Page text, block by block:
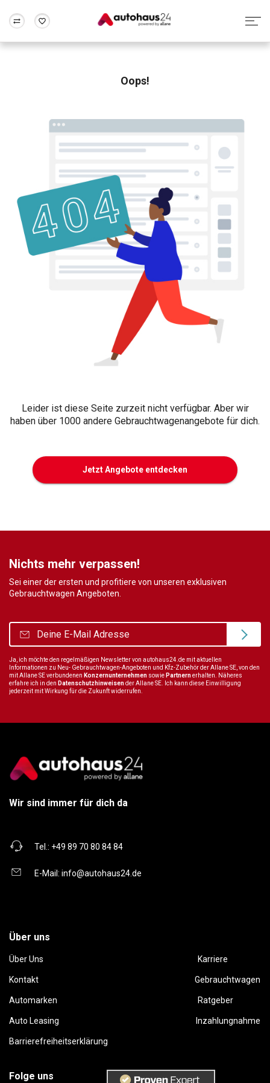
Rund um die Inzahlungnahme
Oops!
Leider ist diese Seite zurzeit nicht verfügbar. Aber wir
haben über 1000 andere Gebrauchtwagenangebote für dich.
Jetzt Angebote entdecken
Nichts mehr verpassen!
Sei einer der ersten und profitiere von unseren exklusiven
Gebrauchtwagen Angeboten.
Ja, ich möchte den regelmäßigen Newsletter von autohaus24.de mit aktuellen
Informationen zu Neu- Gebrauchtwagen-Angeboten und Kfz-Zubehör der Allane SE, von den
mit Allane SE verbundenen Konzernunternehmen sowie Partnernerhalten. Näheres
erfahre ich in den Datenschutzhinweisender Allane SE. Ich kann diese Einwilligung
jederzeit mit Wirkung für die Zukunft widerrufen.
Wir sind immer für dich da
Tel.: +49 89 70 80 84 84
E-Mail: info@autohaus24.de
Über uns
Über Uns Karriere
Kontakt Gebrauchtwagen
Automarken Ratgeber
Auto Leasing Inzahlungnahme
Barrierefreiheitserklärung
Folge uns